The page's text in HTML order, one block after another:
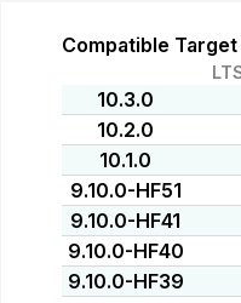
Compatible
10.3.0
10.2.0
10.1.0
9.10.0-HF51
9.10.0-HF41
9.10.0-HF40
9.10.0-HF39